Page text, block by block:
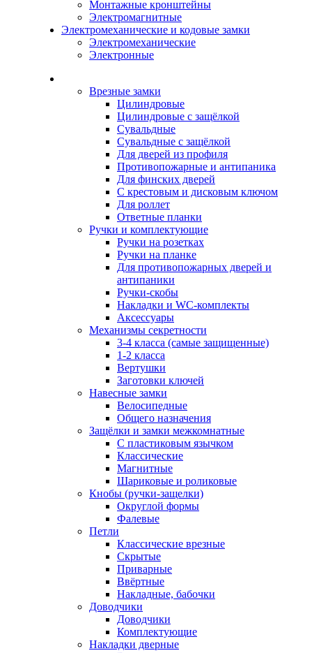
Монтажные кронштейны
Электромагнитные
Электромеханические и кодовые замки
Электромеханические
Электронные
Врезные замки
Цилиндровые
Цилиндровые с защёлкой
Сувальдные
Сувальдные с защёлкой
Для дверей из профиля
Противопожарные и антипаника
Для финских дверей
С крестовым и дисковым ключом
Для роллет
Ответные планки
Ручки и комплектующие
Ручки на розетках
Ручки на планке
Для противопожарных дверей и
антипаники
Ручки-скобы
Накладки и WC-комплекты
Аксессуары
Механизмы секретности
3-4 класса (самые защищенные)
1-2 класса
Вертушки
Заготовки ключей
Навесные замки
Велосипедные
Общего назначения
Защёлки и замки межкомнатные
С пластиковым язычком
Классические
Магнитные
Шариковые и роликовые
Кнобы (ручки-защелки)
Округлой формы
Фалевые
Петли
Классические врезные
Скрытые
Приварные
Ввёртные
Накладные, бабочки
Доводчики
Доводчики
Комплектующие
Накладки дверные